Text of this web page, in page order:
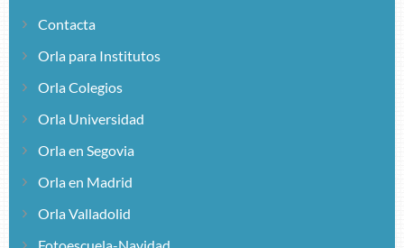
Contacta
Orla para Institutos
Orla Colegios
Orla Universidad
Orla en Segovia
Orla en Madrid
Orla Valladolid